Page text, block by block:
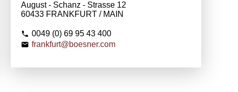
August - Schanz - Strasse 12
60433 FRANKFURT / MAIN
0049 (0) 69 95 43 400
frankfurt@boesner.com